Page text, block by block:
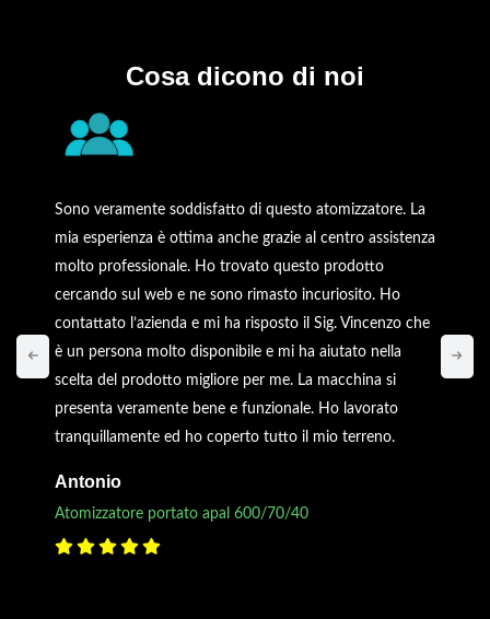
Cosa dicono di noi
Sono veramente soddisfatto di questo atomizzatore. La
mia esperienza è ottima anche grazie al centro assistenza
molto professionale. Ho trovato questo prodotto
cercando sul web e ne sono rimasto incuriosito. Ho
contattato l’azienda e mi ha risposto il Sig. Vincenzo che
è un persona molto disponibile e mi ha aiutato nella
scelta del prodotto migliore per me. La macchina si
presenta veramente bene e funzionale. Ho lavorato
tranquillamente ed ho coperto tutto il mio terreno.
Antonio
Atomizzatore portato apal 600/70/40